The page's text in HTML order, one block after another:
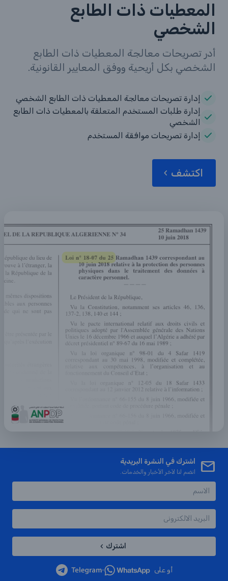
المعطيات ذات الطابع
الشخصي
أدر تصريحات معالجة المعطيات ذات الطابع
الشخصي بكل أريحية ووفق المعايير القانونية.
إدارة تصريحات معالجة المعطيات ذات الطابع الشخصي
إدارة طلبات المستخدم المتعلقة بالمعطيات ذات الطابع
الشخصي
إدارة تصريحات موافقة المستخدم
اكتشف
اشترك في النشرة البريدية
انضم لنا لآخر الأخبار والخدمات.
اشترك
أو على •